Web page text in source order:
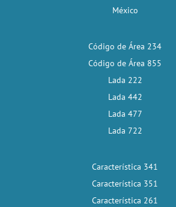
México
Código de Área 234
Código de Área 855
Lada 222
Lada 442
Lada 477
Lada 722
Característica 341
Característica 351
Característica 261